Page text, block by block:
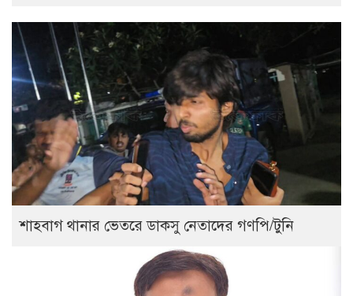
শাহবাগ থানার ভেতরে ডাকসু নেতাদের গণপি/টুনি